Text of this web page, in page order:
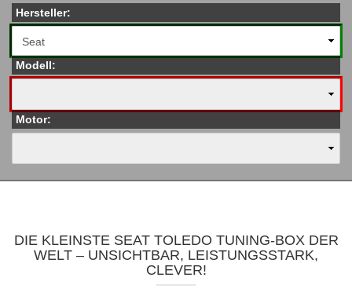
Hersteller:
Modell:
Motor:
DIE KLEINSTE SEAT TOLEDO TUNING-BOX DER
WELT – UNSICHTBAR, LEISTUNGSSTARK,
CLEVER!